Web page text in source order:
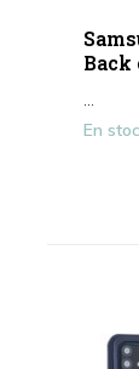
Back
...
En